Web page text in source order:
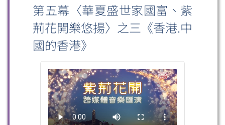
第五幕〈華夏盛世家國富、紫
荊花開樂悠揚〉之三《香港.中
國的香港》